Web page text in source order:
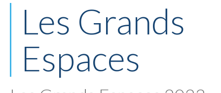
Les Grands
Espaces